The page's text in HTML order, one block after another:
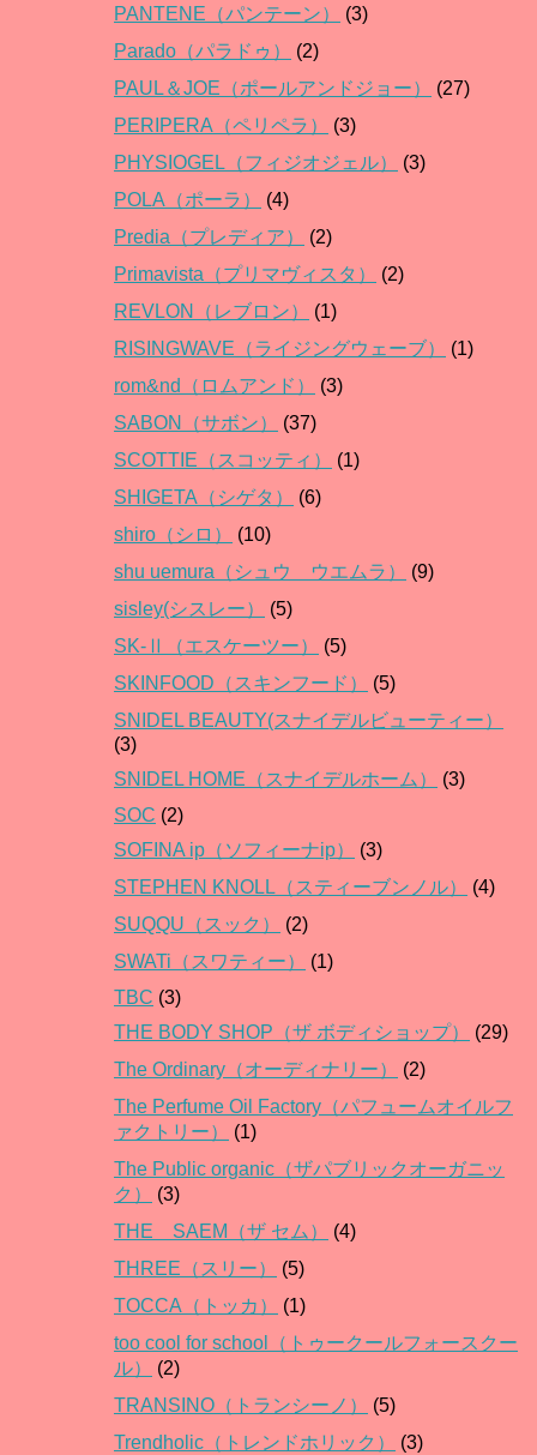
PANTENE（パンテーン）
(3)
Parado（パラドゥ）
(2)
PAUL＆JOE（ポールアンドジョー）
(27)
PERIPERA（ペリペラ）
(3)
PHYSIOGEL（フィジオジェル）
(3)
POLA（ポーラ）
(4)
Predia（プレディア）
(2)
Primavista（プリマヴィスタ）
(2)
REVLON（レブロン）
(1)
RISINGWAVE（ライジングウェーブ）
(1)
rom&nd（ロムアンド）
(3)
SABON（サボン）
(37)
SCOTTIE（スコッティ）
(1)
SHIGETA（シゲタ）
(6)
shiro（シロ）
(10)
shu uemura（シュウ ウエムラ）
(9)
sisley(シスレー）
(5)
SK-Ⅱ（エスケーツー）
(5)
SKINFOOD（スキンフード）
(5)
SNIDEL BEAUTY(スナイデルビューティー）
(3)
SNIDEL HOME（スナイデルホーム）
(3)
SOC (2)
SOFINA ip（ソフィーナip）
(3)
STEPHEN KNOLL（スティーブンノル）
(4)
SUQQU（スック）
(2)
SWATi（スワティー）
(1)
TBC (3)
THE BODY SHOP（ザ ボディショップ）
(29)
The Ordinary（オーディナリー）
(2)
The Perfume Oil Factory（パフュームオイルフ
ァクトリー）
(1)
The Public organic（ザパブリックオーガニッ
ク）
(3)
THE SAEM（ザ セム）
(4)
THREE（スリー）
(5)
TOCCA（トッカ）
(1)
too cool for school（トゥークールフォースクー
ル）
(2)
TRANSINO（トランシーノ）
(5)
Trendholic（トレンドホリック）
(3)